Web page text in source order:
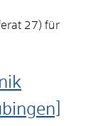
27) für